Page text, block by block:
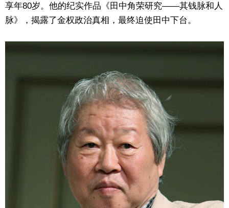
享年80岁。他的纪实作品《田中角荣研究——其钱脉和人
脉》，揭露了金权政治真相，最终迫使田中下台。